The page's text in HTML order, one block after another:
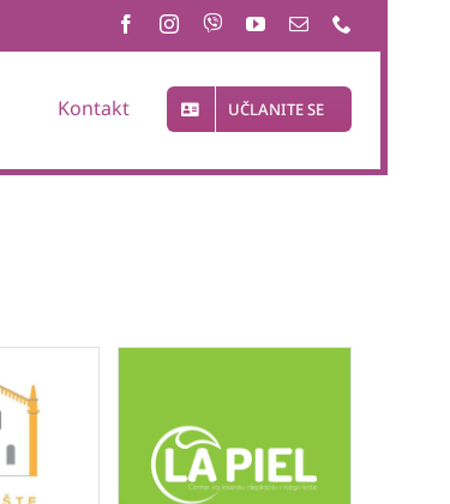
Kontakt UČLANITE SE